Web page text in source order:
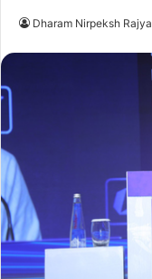
Dharam Nirpeksh Rajya